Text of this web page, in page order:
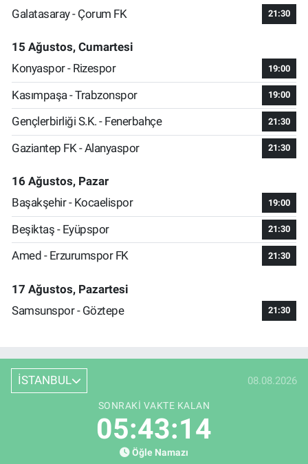
Galatasaray - Çorum FK
21:30
15 Ağustos, Cumartesi
Konyaspor - Rizespor
19:00
Kasımpaşa - Trabzonspor 19:00
Gençlerbirliği S.K. - Fenerbahçe 21:30
Gaziantep FK - Alanyaspor 21:30
16 Ağustos, Pazar
Başakşehir - Kocaelispor
19:00
Beşiktaş - Eyüpspor 21:30
Amed - Erzurumspor FK 21:30
17 Ağustos, Pazartesi
Samsunspor - Göztepe
21:30
İSTANBUL 08.08.2026
SONRAKI VAKTE KALAN
05:43:13
Öğle Namazı